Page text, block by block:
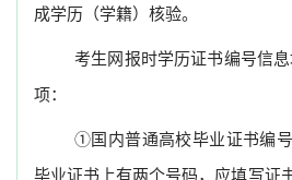
成学历（学籍）核验。
考生网报时学历证书编号信
项：
①国内普通高校毕业证书编
毕业证书上有两个号码，应填写证